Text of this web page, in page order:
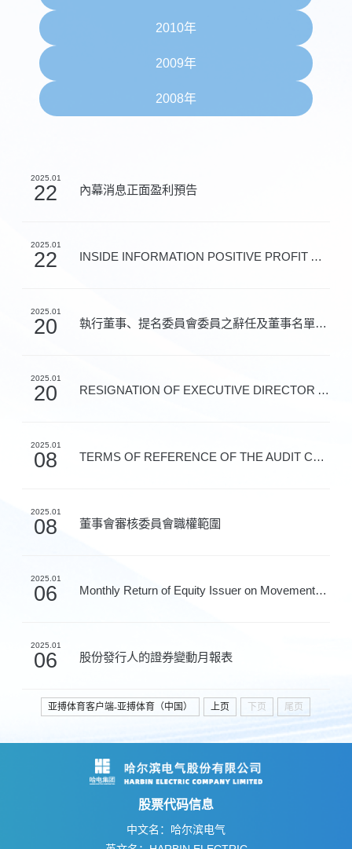
2010年
2009年
2008年
2025.01
22 內幕消息正面盈利預告
2025.01
22 INSIDE INFORMATION POSITIVE PROFIT ALERT
2025.01
20 執行董事、提名委員會委員之辭任及董事名單與其角色和職能
2025.01
20 RESIGNATION OF EXECUTIVE DIRECTOR AND MEMBER OF NOMIN...
2025.01
08 TERMS OF REFERENCE OF THE AUDIT COMMITTEE UNDER THE B...
2025.01
08 董事會審核委員會職權範圍
2025.01
06 Monthly Return of Equity Issuer on Movements in Secur...
2025.01
06 股份發行人的證券變動月報表
亚搏体育客户端-亚搏体育（中国） 上页 下页 尾页
股票代码信息
中文名：哈尔滨电气